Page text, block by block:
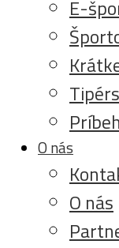
E-
O nás
O nás